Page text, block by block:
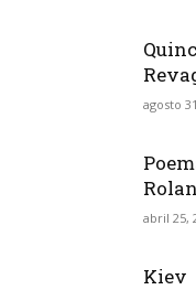
agosto
abril 25,
Kiev